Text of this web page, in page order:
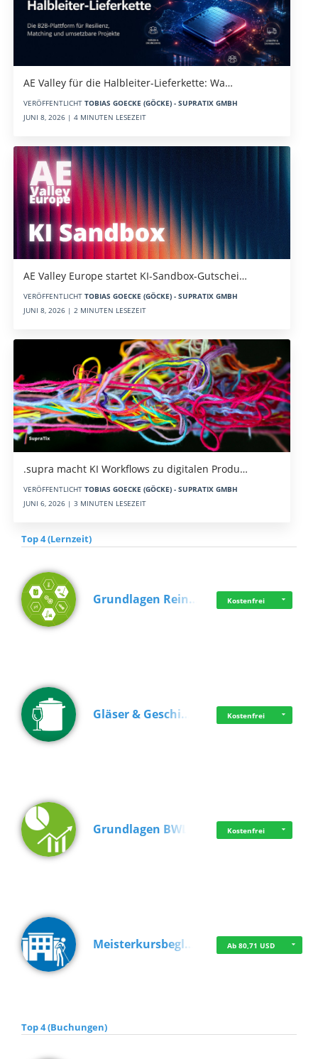
AE Valley für die Halbleiter-Lieferkette: Wa…
VERÖFFENTLICHT TOBIAS GOECKE (GÖCKE) - SUPRATIX GMBH
JUNI 8, 2026 | 4 MINUTEN LESEZEIT
AE Valley Europe startet KI-Sandbox-Gutschei…
VERÖFFENTLICHT TOBIAS GOECKE (GÖCKE) - SUPRATIX GMBH
JUNI 8, 2026 | 2 MINUTEN LESEZEIT
.supra macht KI Workflows zu digitalen Produ…
VERÖFFENTLICHT TOBIAS GOECKE (GÖCKE) - SUPRATIX GMBH
JUNI 6, 2026 | 3 MINUTEN LESEZEIT
Top 4 (Lernzeit)
Grundlagen Rein… Kostenfrei
Gläser & Geschi… Kostenfrei
Grundlagen BWL Kostenfrei
Meisterkursbegl… Ab 80,71 USD
Top 4 (Buchungen)